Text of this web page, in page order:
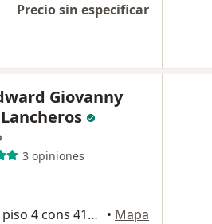
Precio sin especificar
Giovanny
3 opiniones
Calle 158 20 94 fosunab piso 4 cons 412, Floridablanca • Mapa